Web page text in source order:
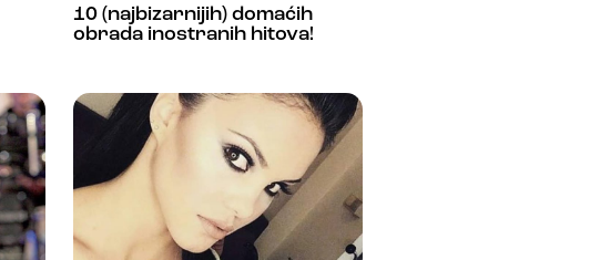
10 (najbizarnijih) domaćih
obrada inostranih hitova!